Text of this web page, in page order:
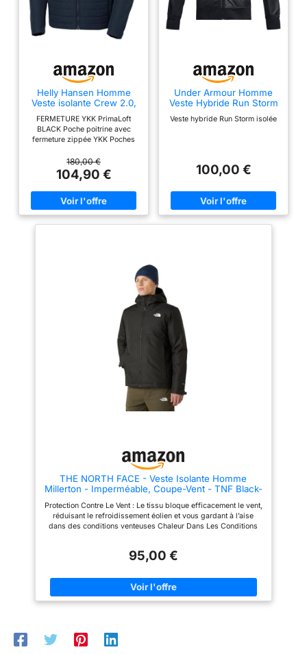
Helly Hansen Homme
Veste isolante Crew 2.0,
FERMETURE YKK PrimaLoft
BLACK Poche poitrine avec
fermeture zippée YKK Poches
delivered: 1x Helly Hansen
Mens Crew Insulator Jacket 20
- Insulator NAVY L L’isolation
légère PrimaLoft offre de la
chaleur sans restreindre les
mouvements Les poches pour
rapide Les poches poitrine avec
les objets de valeur en sécurité
pendant les activités de plein
air Le logo imprimé HH ajoute
un style reconnaissable et
l’authenticité de la marque
180,00 €
104,90 €
Under Armour Homme
Veste Hybride Run Storm
Veste hybride Run Storm isolée
100,00 €
THE NORTH FACE - Veste Isolante Homme
Millerton - Imperméable, Coupe-Vent - TNF Black-
Protection Contre Le Vent : Le tissu bloque efficacement le vent,
réduisant le refroidissement éolien et vous gardant à l’aise
dans des conditions venteuses Chaleur Dans Les Conditions
Respirant : La circulation de l'air à travers le tissu aide à
actives dans des climats variés Barrière Imperméable: Le tissu
DryVent offre un bouclier impénétrable contre la pluie et la
neige, permet de rester bien au sec par tous les temps Facile À
95,00 €